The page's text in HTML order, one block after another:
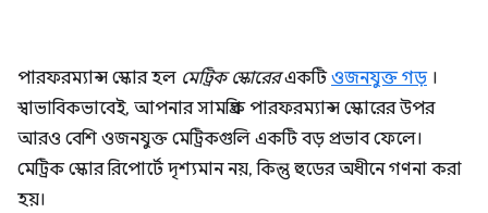
পারফরম্যান্স স্কোর হল মেট্রিক স্কোরেরএকটিওজনযুক্ত গড়।
স্বাভাবিকভাবেই, আপনার সামগ্রিক পারফরম্যান্স স্কোরের উপর
আরও বেশি ওজনযুক্ত মেট্রিকগুলি একটি বড় প্রভাব ফেলে।
মেট্রিক স্কোর রিপোর্টে দৃশ্যমান নয়, কিন্তু হুডের অধীনে গণনা করা
হয়।